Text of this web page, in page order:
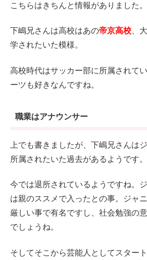
こちらはきちんと情報がありました。
下嶋兄さんは高校はあの帝京高校 、
学されたいた模様。
高校時代はサッカー部に所属されて
ーツも好きなんですね。
職業はアナウンサー
上でも書きましたが、下嶋兄さんは
所属されたいた過去があるようです。
今では退所されているようですね。
は親のススメで入ったとの事。ジャ
厳しい事で有名ですし、社会勉強の
でしょうね。
そしてそこから芸能人としてスタート